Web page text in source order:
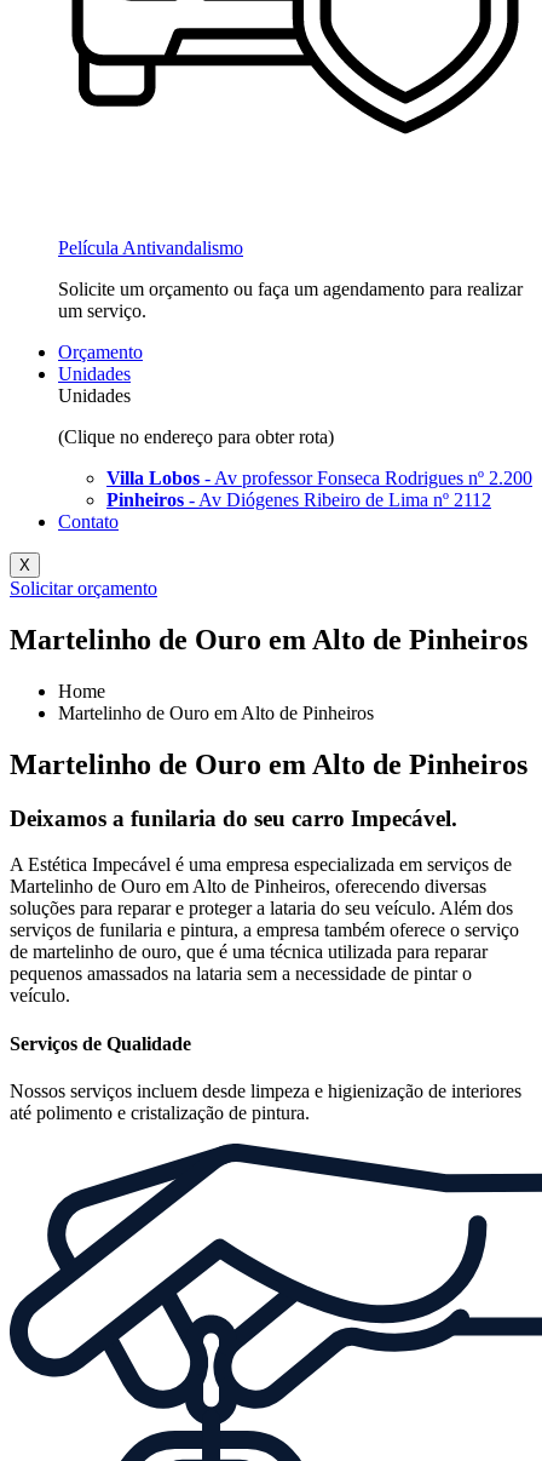
Película Antivandalismo
Solicite um orçamento ou faça um agendamento para realizar
um serviço.
Orçamento
Unidades
Unidades
(Clique no endereço para obter rota)
Villa Lobos - Av professor Fonseca Rodrigues nº 2.200
Pinheiros - Av Diógenes Ribeiro de Lima nº 2112
Contato
X
Solicitar orçamento
Martelinho de Ouro em Alto de Pinheiros
Home
Martelinho de Ouro em Alto de Pinheiros
Martelinho de Ouro em Alto de Pinheiros
Deixamos a funilaria do seu carro Impecável.
A Estética Impecável é uma empresa especializada em serviços de
Martelinho de Ouro em Alto de Pinheiros, oferecendo diversas
soluções para reparar e proteger a lataria do seu veículo. Além dos
serviços de funilaria e pintura, a empresa também oferece o serviço
de martelinho de ouro, que é uma técnica utilizada para reparar
pequenos amassados na lataria sem a necessidade de pintar o
veículo.
Serviços de Qualidade
Nossos serviços incluem desde limpeza e higienização de interiores
até polimento e cristalização de pintura.